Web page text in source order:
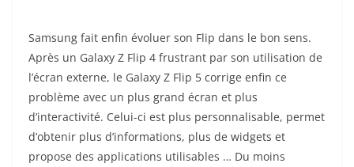
Samsung fait enfin évoluer son Flip dans le bon sens.
Après un Galaxy Z Flip 4 frustrant par son utilisation de
l’écran externe, le Galaxy Z Flip 5 corrige enfin ce
problème avec un plus grand écran et plus
d’interactivité. Celui-ci est plus personnalisable, permet
d’obtenir plus d’informations, plus de widgets et
propose des applications utilisables … Du moins